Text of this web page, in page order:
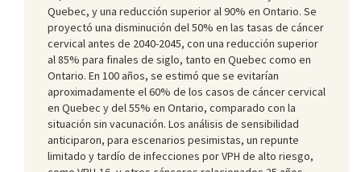
Quebec, y una reducción superior al 90% en Ontario. Se
proyectó una disminución del 50% en las tasas de cáncer
cervical antes de 2040-2045, con una reducción superior
al 85% para finales de siglo, tanto en Quebec como en
Ontario. En 100 años, se estimó que se evitarían
aproximadamente el 60% de los casos de cáncer cervical
en Quebec y del 55% en Ontario, comparado con la
situación sin vacunación. Los análisis de sensibilidad
anticiparon, para escenarios pesimistas, un repunte
limitado y tardío de infecciones por VPH de alto riesgo,